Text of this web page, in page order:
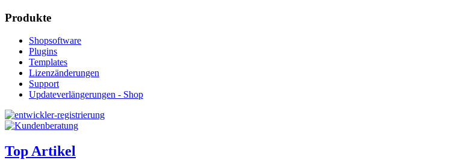
Produkte
Shopsoftware
Plugins
Templates
Lizenzänderungen
Support
Updateverlängerungen - Shop
Top Artikel